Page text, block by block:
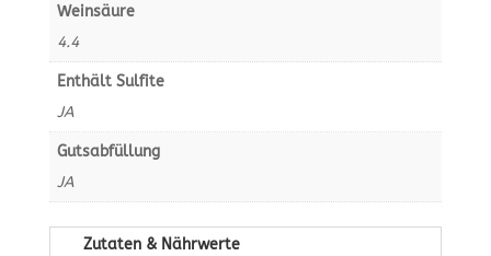
Weinsäure
4.4
Enthält Sulfite
JA
Gutsabfüllung
JA
Zutaten & Nährwerte